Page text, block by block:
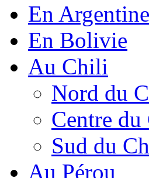
En Argentine
En Bolivie
Au Chili
Nord du
Centre
Sud du
Au Pérou